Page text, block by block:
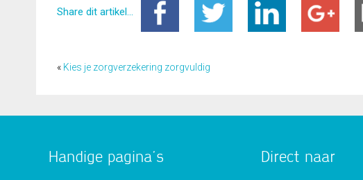
Share dit artikel...
« Kies je zorgverzekering zorgvuldig
Handige pagina’s Direct naar